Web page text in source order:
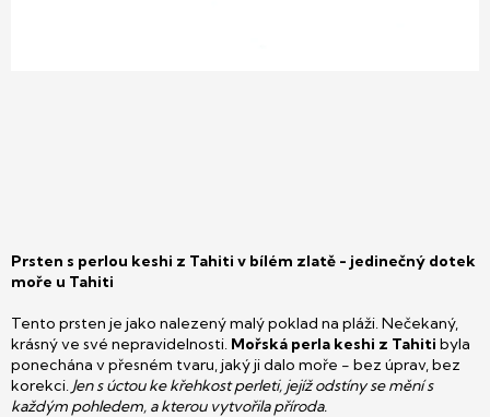
Prsten s perlou keshi z Tahiti v bílém zlatě - jedinečný dotek
moře u Tahiti
Tento prsten je jako nalezený malý poklad na pláži. Nečekaný,
krásný ve své nepravidelnosti. Mořská perla keshi z Tahiti byla
ponechána v přesném tvaru, jaký ji dalo moře - bez úprav, bez
korekci. Jen s úctou ke křehkost perleti, jejíž odstíny se mění s
každým pohledem, a kterou vytvořila příroda.